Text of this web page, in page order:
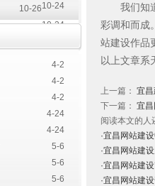
10-24
10-26
10-24
4-2
4-2
4-2
4-24
4-24
5-6
5-6
5-6
我们知道
彩调和而成
站建设作品
以上文章系
上一篇： 宜
下一篇： 宜
阅读本文的人
·宜昌网站建
·宜昌网站建
·宜昌网站建
·宜昌网站建